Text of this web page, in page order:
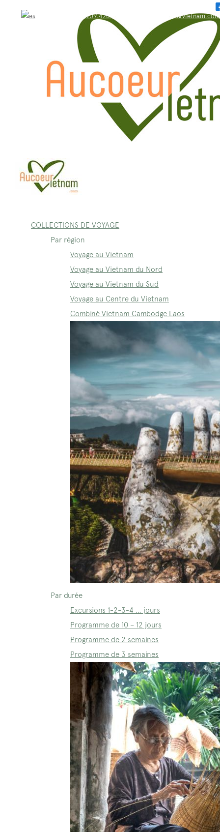
WhatsApp: +84.909.426.406 bonjour@aucoeurvietnam.com
COLLECTIONS DE VOYAGE
Par région
Voyage au Vietnam
Voyage au Vietnam du Nord
Voyage au Vietnam du Sud
Voyage au Centre du Vietnam
Combiné Vietnam Cambodge Laos
Par durée
Excursions 1-2-3-4 … jours
Programme de 10 – 12 jours
Programme de 2 semaines
Programme de 3 semaines
WhatsApp: +84.909.426.406